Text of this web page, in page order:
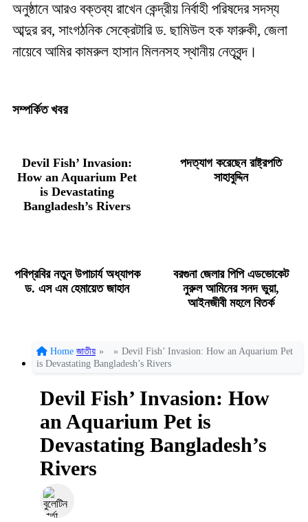
অনুষ্ঠানে আরও বক্তব্য রাখেন কেন্দ্রীয় নির্বাহী পরিষদের সদস্য
আব্দুর রব, সাংগঠনিক সেক্রেটারি ড. ছামিউল হক ফারুকী, জেলা
নায়েবে আমির কামরুল হাসান মিলনসহ স্থানীয় নেতৃবৃন্দ।
সম্পর্কিত খবর
Devil Fish’ Invasion:
How an Aquarium Pet
is Devastating
Bangladesh’s Rivers
পদত্যাগ করেছেন রাষ্ট্রপতি
সাহাবুদ্দিন
পবিপ্রবির নতুন উপাচার্য অধ্যাপক
ড. এস এম হেমায়েত জাহান
বরগুনা জেলার পিপি এডভোকেট
নুরুল আমিনের সনদ ভুয়া,
আইনজীবী মহলে বিতর্ক
Home জাতীয় » » Devil Fish’ Invasion: How an Aquarium Pet
is Devastating Bangladesh’s Rivers
Devil Fish’ Invasion: How
an Aquarium Pet is
Devastating Bangladesh’s
Rivers